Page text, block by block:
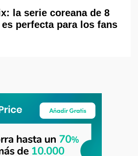
la serie coreana de 8
perfecta para los fans